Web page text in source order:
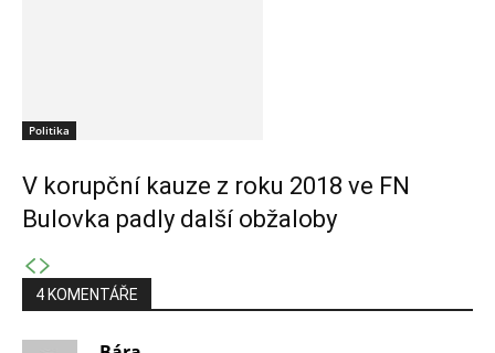
Politika
V korupční kauze z roku 2018 ve FN
Bulovka padly další obžaloby
4 KOMENTÁŘE